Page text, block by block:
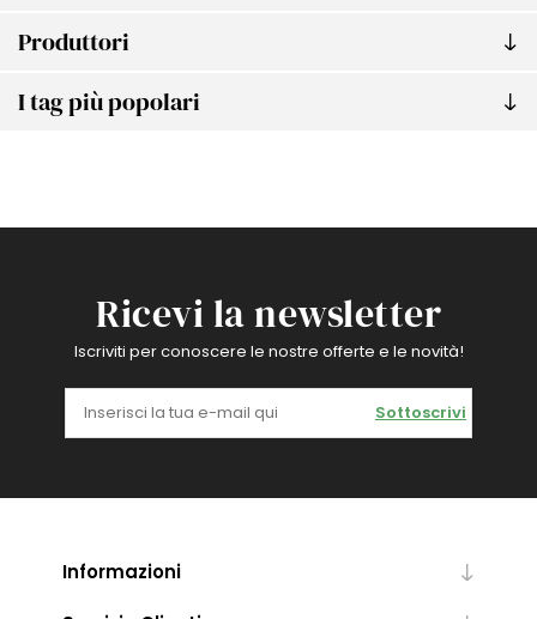
Produttori
I tag più popolari
Ricevi la newsletter
Iscriviti per conoscere le nostre offerte e le novità!
Sottoscrivi
Informazioni